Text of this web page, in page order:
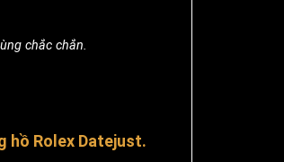
chắc chắn.
hồ Rolex Datejust.